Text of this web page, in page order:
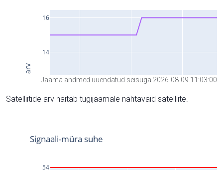
Jaama andmed uuendatud seisuga 2026-08-09 11:03:00
Satelliitide arv näitab tugijaamale nähtavaid satelliite.